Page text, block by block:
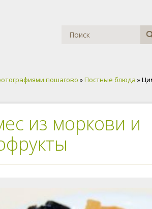
пошагово »Постные блюда »
из моркови и